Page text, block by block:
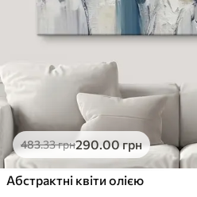
483.33грн290.00грн
Абстрактні квіти олією